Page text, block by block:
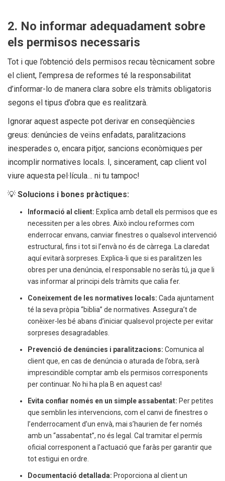
2. No informar adequadament sobre
els permisos necessaris
Tot i que l’obtenció dels permisos recau tècnicament sobre
el client, l’empresa de reformes té la responsabilitat
d’informar-lo de manera clara sobre els tràmits obligatoris
segons el tipus d’obra que es realitzarà.
Ignorar aquest aspecte pot derivar en conseqüències
greus: denúncies de veïns enfadats, paralitzacions
inesperades o, encara pitjor, sancions econòmiques per
incomplir normatives locals. I, sincerament, cap client vol
viure aquesta pel·lícula… ni tu tampoc!
💡 Solucions i bones pràctiques:
Informació al client: Explica amb detall els permisos que es
necessiten per a les obres. Això inclou reformes com
enderrocar envans, canviar finestres o qualsevol intervenció
estructural, fins i tot si l’envà no és de càrrega. La claredat
aquí evitarà sorpreses. Explica-li que si es paralitzen les
obres per una denúncia, el responsable no seràs tú, ja que li
vas informar al principi dels tràmits que calia fer.
Coneixement de les normatives locals: Cada ajuntament
té la seva pròpia “biblia” de normatives. Assegura’t de
conèixer-les bé abans d’iniciar qualsevol projecte per evitar
sorpreses desagradables.
Prevenció de denúncies i paralitzacions: Comunica al
client que, en cas de denúncia o aturada de l’obra, serà
imprescindible comptar amb els permisos corresponents
per continuar. No hi ha pla B en aquest cas!
Evita confiar només en un simple assabentat: Per petites
que semblin les intervencions, com el canvi de finestres o
l’enderrocament d’un envà, mai s’haurien de fer només
amb un “assabentat”, no és legal. Cal tramitar el permís
oficial corresponent a l’actuació que faràs per garantir que
tot estigui en ordre.
Documentació detallada: Proporciona al client un